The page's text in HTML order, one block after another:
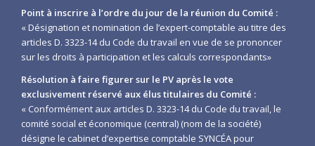
Point à inscrire à l’ordre du jour de la réunion du Comité :
« Désignation et nomination de l’expert-comptable au titre des
articles D. 3323-14 du Code du travail en vue de se prononcer
sur les droits à participation et les calculs correspondants»
Résolution à faire figurer sur le PV après le vote
exclusivement réservé aux élus titulaires du Comité :
« Conformément aux articles D. 3323-14 du Code du travail, le
comité social et économique (central) (nom de la société)
désigne le cabinet d’expertise comptable SYNCÉA pour